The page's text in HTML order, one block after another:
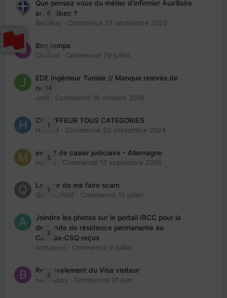
6
Que pensez vous du métier d'infirmier Auxiliaire
au Québec ?
BestBuy · Commencé 27 septembre 2022
0
Bon temps
Charbel · Commencé 29 juillet
14
EDE Ingénieur Tunisie // Manque relevés de
note
Jmili · Commencé 18 octobre 2018
1
CHAUFFEUR TOUS CATEGORIES
HAZEM · Commencé 20 septembre 2024
5
extrait de casier judiciaire - Allemagne
maries · Commencé 13 septembre 2005
1
La peur de me faire scam
Queen_1992 · Commencé 15 juillet
3
Joindre les photos sur le portail IRCC pour la
demande de résidence permanente au
Canada-CSQ reçus
Aichacool · Commencé 9 juillet
4
Renouvelement du Visa visiteur
babibubsy · Commencé 21 juin